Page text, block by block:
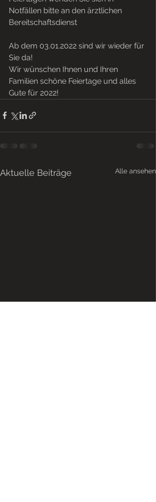
Notfällen bitte an den ärztlichen
Bereitschaftsdienst
Ab dem 03.01.2022 sind wir wieder für
Sie da!
Wir wünschen Ihnen und Ihren
Familien schöne Feiertage und alles
Gute für 2022!
Aktuelle Beiträge Alle ansehen